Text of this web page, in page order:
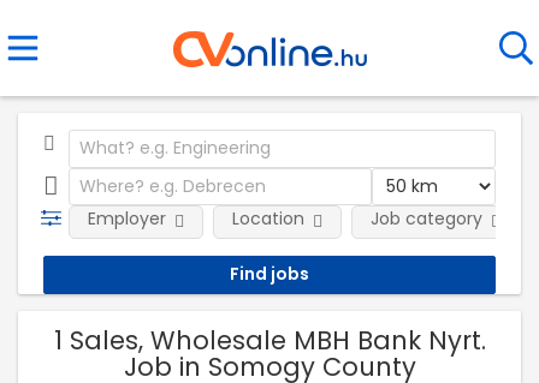
Employer Location Job category
1 Sales, Wholesale MBH Bank Nyrt.
Job in Somogy County